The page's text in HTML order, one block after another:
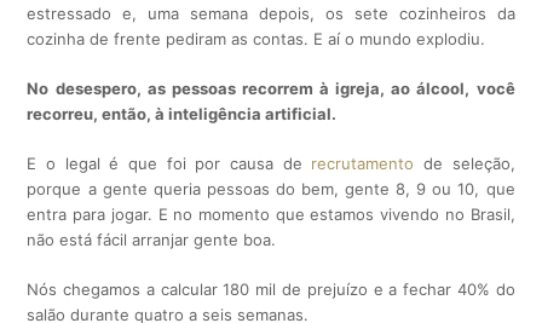
estressado e, uma semana depois, os sete cozinheiros da
cozinha de frente pediram as contas. E aí o mundo explodiu.
No desespero, as pessoas recorrem à igreja, ao álcool, você
recorreu, então, à inteligência artificial.
E o legal é que foi por causa de recrutamento de seleção,
porque a gente queria pessoas do bem, gente 8, 9 ou 10, que
entra para jogar. E no momento que estamos vivendo no Brasil,
não está fácil arranjar gente boa.
Nós chegamos a calcular 180 mil de prejuízo e a fechar 40% do
salão durante quatro a seis semanas.